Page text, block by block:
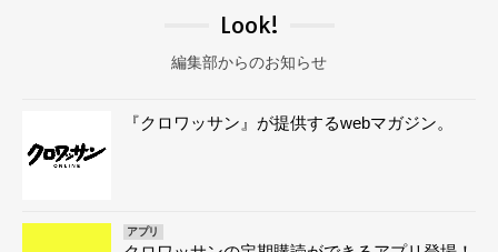
Look!
編集部からのお知らせ
『クロワッサン』が提供するwebマガジン。
アプリ